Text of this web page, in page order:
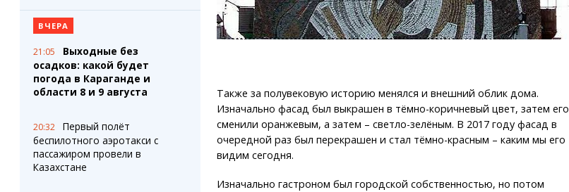
ВЧЕРА
21:05
Выходные без
осадков: какой будет
погода в Караганде и
области 8 и 9 августа
20:32
Первый полёт
беспилотного аэротакси с
пассажиром провели в
Казахстане
Также за полувековую историю менялся и внешний облик дома.
Изначально фасад был выкрашен в тёмно-коричневый цвет, затем его
сменили оранжевым, а затем – светло-зелёным. В 2017 году фасад в
очередной раз был перекрашен и стал тёмно-красным – каким мы его
видим сегодня.
Изначально гастроном был городской собственностью, но потом